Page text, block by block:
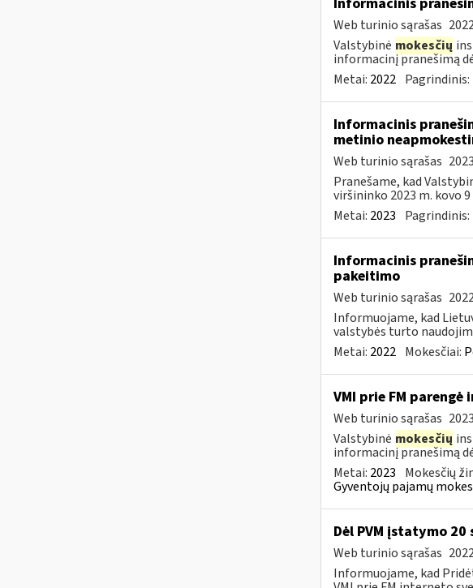
Web turinio sąrašas
Valstybinė mokesčių
informacinį pranešimą
Metai: 2022 Pagrindinis:
Informacinis
metinio
Web turinio sąrašas
Pranešame, kad
viršininko 2023 m. kovo 9
Metai: 2023 Pagrindinis:
Informacinis
pakeitimo
Web turinio sąrašas
Informuojame, kad
valstybės turto
Metai: 2022 Mokesčiai:
VMI prie FM
Web turinio sąrašas
Valstybinė mokesčių
informacinį pranešimą
Metai: 2023 Mokesčių
Gyventojų pajamų
Dėl PVM įstatymo
Web turinio sąrašas
Informuojame, kad